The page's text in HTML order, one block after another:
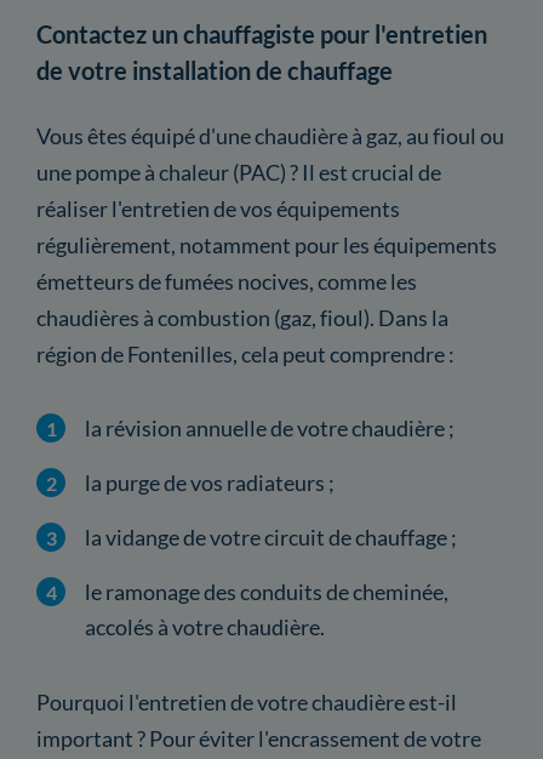
Contactez un chauffagiste pour l'entretien
de votre installation de chauffage
Vous êtes équipé d'une chaudière à gaz, au fioul ou
une pompe à chaleur (PAC) ? Il est crucial de
réaliser l'entretien de vos équipements
régulièrement, notamment pour les équipements
émetteurs de fumées nocives, comme les
chaudières à combustion (gaz, fioul). Dans la
région de Fontenilles, cela peut comprendre :
la révision annuelle de votre chaudière ;
la purge de vos radiateurs ;
la vidange de votre circuit de chauffage ;
le ramonage des conduits de cheminée,
accolés à votre chaudière.
Pourquoi l'entretien de votre chaudière est-il
important ? Pour éviter l'encrassement de votre